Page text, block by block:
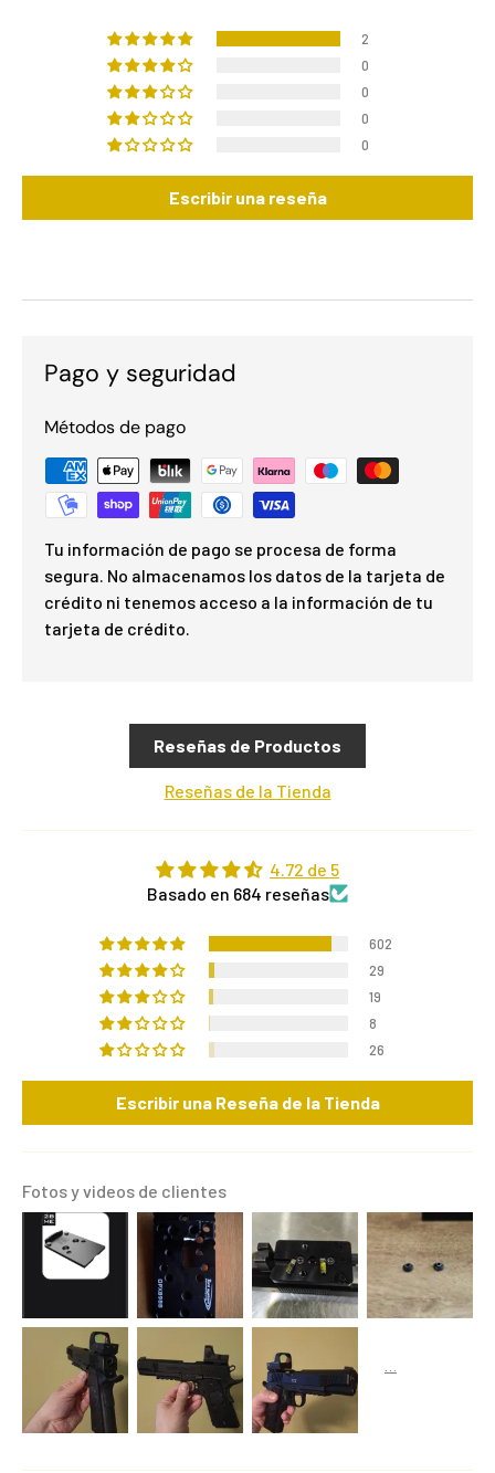
2
0
0
0
0
Escribir una reseña
Pago y seguridad
Métodos de pago
Tu información de pago se procesa de forma
segura. No almacenamos los datos de la tarjeta de
crédito ni tenemos acceso a la información de tu
tarjeta de crédito.
Reseñas de Productos
Reseñas de la Tienda
4.72 de 5
Basado en 684 reseñas
602
29
19
8
26
Escribir una Reseña de la Tienda
Fotos y videos de clientes